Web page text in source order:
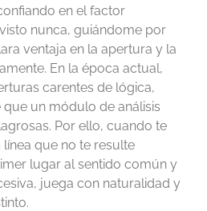
en el factor
nunca, guiándome por
ventaja en la apertura y la
En la época actual,
carentes de lógica,
un módulo de análisis
Por ello, cuando te
que no te resulte
lugar al sentido común y
juega con naturalidad y